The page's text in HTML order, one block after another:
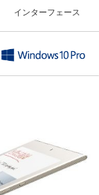
インターフェース